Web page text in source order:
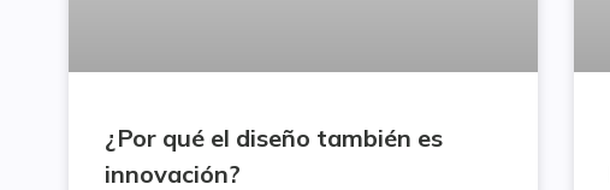
¿Por qué el diseño también es
innovación?